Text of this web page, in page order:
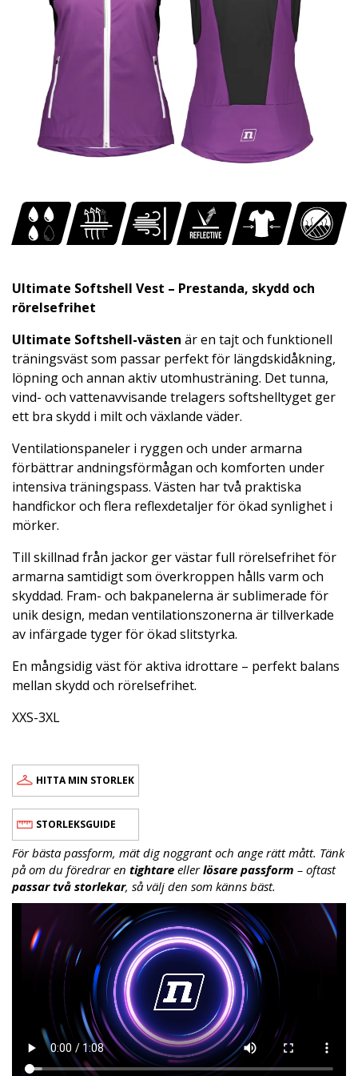
Ultimate Softshell Vest – Prestanda, skydd och
rörelsefrihet
Ultimate Softshell-västen är en tajt och funktionell
träningsväst som passar perfekt för längdskidåkning,
löpning och annan aktiv utomhusträning. Det tunna,
vind- och vattenavvisande trelagers softshelltyget ger
ett bra skydd i milt och växlande väder.
Ventilationspaneler i ryggen och under armarna
förbättrar andningsförmågan och komforten under
intensiva träningspass. Västen har två praktiska
handfickor och flera reflexdetaljer för ökad synlighet i
mörker.
Till skillnad från jackor ger västar full rörelsefrihet för
armarna samtidigt som överkroppen hålls varm och
skyddad. Fram- och bakpanelerna är sublimerade för
unik design, medan ventilationszonerna är tillverkade
av infärgade tyger för ökad slitstyrka.
En mångsidig väst för aktiva idrottare – perfekt balans
mellan skydd och rörelsefrihet.
XXS-3XL
HITTA MIN STORLEK
STORLEKSGUIDE
För bästa passform, mät dig noggrant och ange rätt mått. Tänk
på om du föredrar en tightare ellerlösare passform – oftast
passar två storlekar, så välj den som känns bäst.